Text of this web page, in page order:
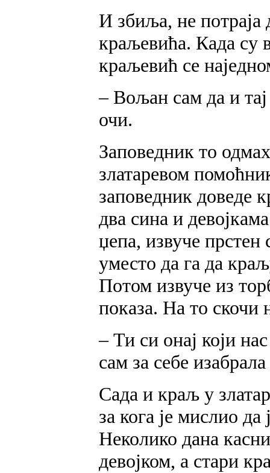
И збиља, не потраја
краљевића. Када су
краљевић се
– Вољан сам да и
очи.
Заповедник то
златаревом
заповедник доведе
два сина и
џепа, извуче
уместо да га да
Потом извуче из
показа. На то скочи
– Ти си онај који
сам за себе
Сада и краљ у
за кога је мислио
Неколико дана
девојком, а стари